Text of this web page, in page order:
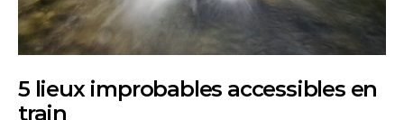
5 lieux improbables accessibles en
train